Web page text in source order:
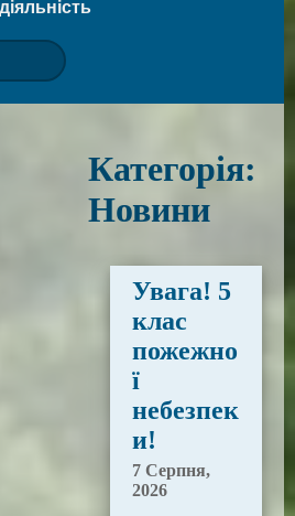
Категорія:
Новини
Увага! 5
клас
пожежно
ї
небезпек
и!
7 Серпня,
2026